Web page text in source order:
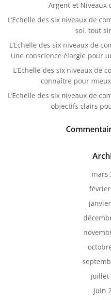
Argent et Niveaux
L’Echelle des six niveaux de
soi, tout
L’Echelle des six niveaux de
Une conscience élargie pour
L’Echelle des six niveaux de
connaître pour
L’Echelle des six niveaux de
objectifs clairs
mars
juillet
juin